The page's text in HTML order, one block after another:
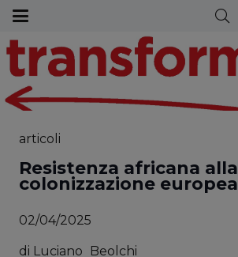
articoli
Resistenza africana alla
colonizzazione europea
02/04/2025
di Luciano Beolchi